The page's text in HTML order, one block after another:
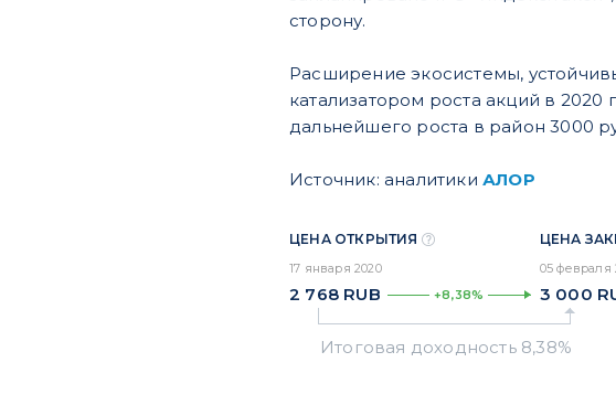
сторону.
Расширение экосистемы,
катализатором роста акций в
дальнейшего роста в район 3000
Источник: аналитики АЛОР
ЦЕНА ОТКРЫТИЯ
17 января 2020
2 768 RUB +8,38%
ЦЕНА
05 февраля
3 000